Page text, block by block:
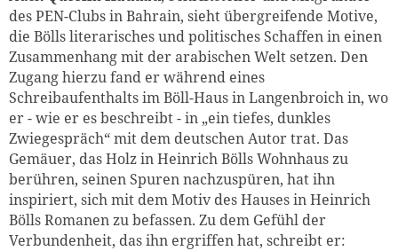
des PEN-Clubs in Bahrain, sieht übergreifende Motive,
die Bölls literarisches und politisches Schaffen in einen
Zusammenhang mit der arabischen Welt setzen. Den
Zugang hierzu fand er während eines
Schreibaufenthalts im Böll-Haus in Langenbroich in, wo
er - wie er es beschreibt - in „ein tiefes, dunkles
Zwiegespräch“ mit dem deutschen Autor trat. Das
Gemäuer, das Holz in Heinrich Bölls Wohnhaus zu
berühren, seinen Spuren nachzuspüren, hat ihn
inspiriert, sich mit dem Motiv des Hauses in Heinrich
Bölls Romanen zu befassen. Zu dem Gefühl der
Verbundenheit, das ihn ergriffen hat, schreibt er: